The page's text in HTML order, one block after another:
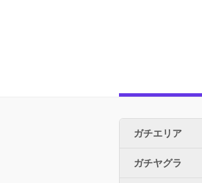
ガチエリア
ガチヤグラ